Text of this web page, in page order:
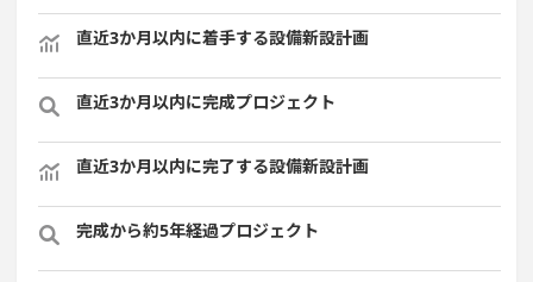
直近3か月以内に着手する設備新設計画
直近3か月以内に完成プロジェクト
直近3か月以内に完了する設備新設計画
完成から約5年経過プロジェクト